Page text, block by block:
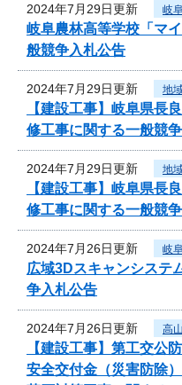
2024年7月29日更新 岐
岐阜農林高等学校「マ
般競争入札公告
2024年7月29日更新 地
【建設工事】岐阜県長
修工事に関する一般競
2024年7月29日更新 地
【建設工事】岐阜県長
修工事に関する一般競
2024年7月26日更新 岐
広域3Dスキャンシステ
争入札公告
2024年7月26日更新 高
【建設工事】第工交公
安全交付金（災害防除